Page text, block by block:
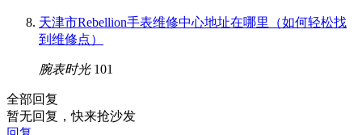
天津市Rebellion手表维修中心地址在哪里（如何轻松找
到维修点）
腕表时光 101
全部回复
暂无回复，快来抢沙发